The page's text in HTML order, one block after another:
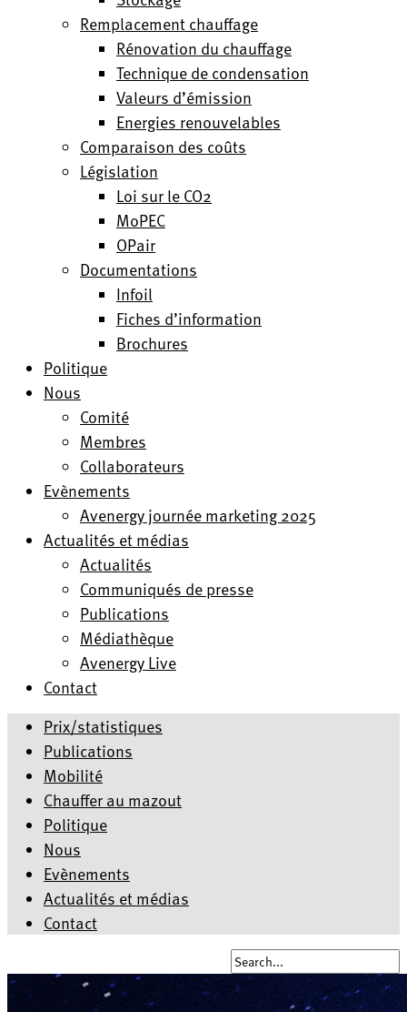
Remplacement chauffage
Rénovation du chauffage
Technique de condensation
Valeurs d’émission
Energies renouvelables
Comparaison des coûts
Législation
Loi sur le CO2
MoPEC
OPair
Documentations
Infoil
Fiches d’information
Brochures
Politique
Nous
Comité
Membres
Collaborateurs
Evènements
Avenergy journée marketing 2025
Actualités et médias
Actualités
Communiqués de presse
Publications
Médiathèque
Avenergy Live
Contact
Prix/statistiques
Publications
Mobilité
Chauffer au mazout
Politique
Nous
Evènements
Actualités et médias
Contact